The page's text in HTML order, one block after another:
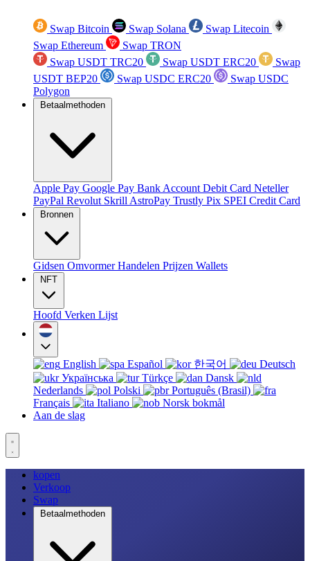
Swap Bitcoin Swap Solana
Swap Litecoin
Swap Ethereum
Swap TRON
Swap USDT TRC20
Swap USDT ERC20
Swap
USDT BEP20
Swap USDC ERC20
Swap USDC
Polygon
Betaalmethoden
Apple Pay Google Pay Bank Account Debit Card Neteller
PayPal Revolut Skrill AstroPay Trustly Pix SPEI Credit Card
Bronnen
Gidsen OmvormerHandelen Prijzen Wallets
NFT
Hoofd Verken Lijst
English Español 한국어
Deutsch
Українська
Türkçe
Dansk
Nederlands
Polski
Português (Brasil)
Français
Italiano
Norsk bokmål
Aan de slag
kopen
Verkoop
Swap
Betaalmethoden